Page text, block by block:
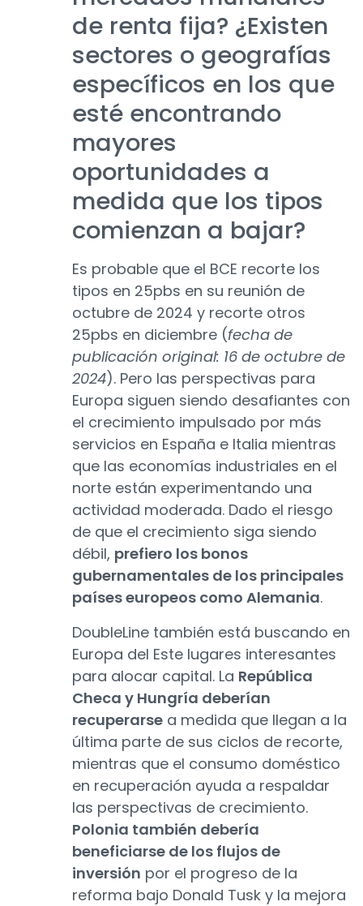
de renta fija? ¿Existen
sectores o geografías
específicos en los que
esté encontrando
mayores
oportunidades a
medida que los tipos
comienzan a bajar?
Es probable que el BCE recorte los
tipos en 25pbs en su reunión de
octubre de 2024 y recorte otros
25pbs en diciembre (fecha de
publicación original: 16 de octubre de
2024). Pero las perspectivas para
Europa siguen siendo desafiantes con
el crecimiento impulsado por más
servicios en España e Italia mientras
que las economías industriales en el
norte están experimentando una
actividad moderada. Dado el riesgo
de que el crecimiento siga siendo
débil, prefiero los bonos
gubernamentales de los principales
países europeos como Alemania.
DoubleLine también está buscando en
Europa del Este lugares interesantes
para alocar capital. La República
Checa y Hungría deberían
recuperarse a medida que llegan a la
última parte de sus ciclos de recorte,
mientras que el consumo doméstico
en recuperación ayuda a respaldar
las perspectivas de crecimiento.
Polonia también debería
beneficiarse de los flujos de
inversión por el progreso de la
reforma bajo Donald Tusk y la mejora